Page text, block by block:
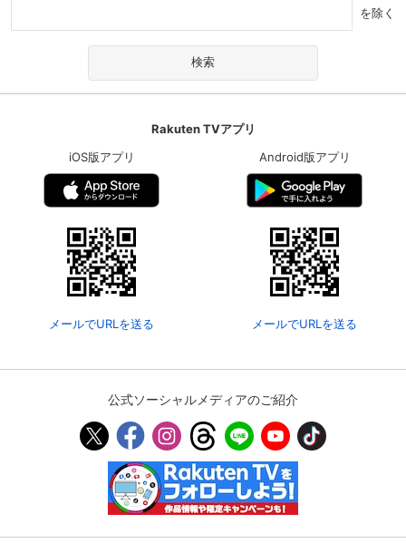
を除く
Rakuten TVアプリ
iOS版アプリ
メールでURLを送る
Android版アプリ
メールでURLを送る
公式ソーシャルメディアのご紹介